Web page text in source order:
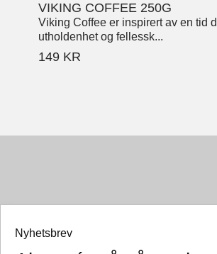
VIKING COFFEE 250G
Viking Coffee er inspirert av en tid
utholdenhet og fellessk...
149 KR
Nyhetsbrev